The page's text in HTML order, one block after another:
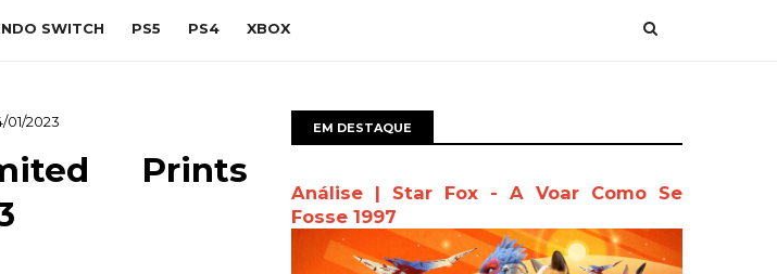
SWITCH PS5 PS4 XBOX
01/2023
Prints
EM DESTAQUE
Análise | Star Fox - A Voar Como Se
Fosse 1997